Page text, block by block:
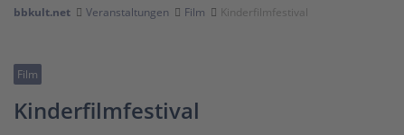
bbkult.net Veranstaltungen Film Kinderfilmfestival
Film
Kinderfilmfestival